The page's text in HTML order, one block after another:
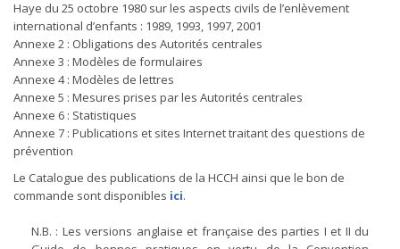
Haye du 25 octobre 1980 sur les aspects civils de l’enlèvement
international d’enfants : 1989, 1993, 1997, 2001
Annexe 2 : Obligations des Autorités centrales
Annexe 3 : Modèles de formulaires
Annexe 4 : Modèles de lettres
Annexe 5 : Mesures prises par les Autorités centrales
Annexe 6 : Statistiques
Annexe 7 : Publications et sites Internet traitant des questions de
prévention
Le Catalogue des publications de la HCCH ainsi que le bon de
commande sont disponibles ici.
N.B. : Les versions anglaise et française des parties I et II du